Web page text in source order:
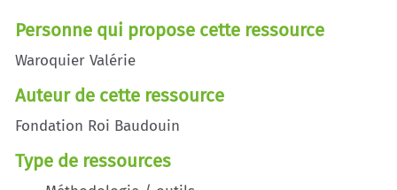
Personne qui propose cette ressource
Waroquier Valérie
Auteur de cette ressource
Fondation Roi Baudouin
Type de ressources